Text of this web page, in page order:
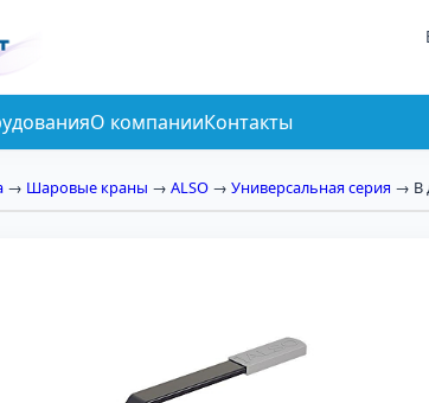
О компанииКонтакты
→ Шаровые краны → ALSO → Универсальная серия → В